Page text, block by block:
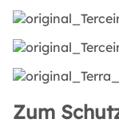
Zum